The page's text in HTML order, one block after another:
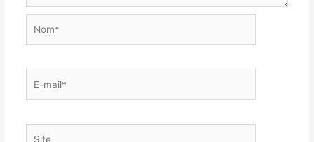
mail*